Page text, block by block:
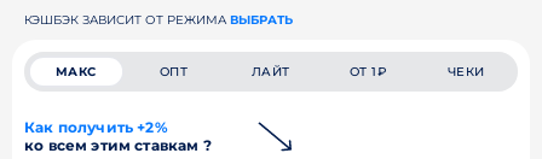
КЭШБЭК ЗАВИСИТ ОТ РЕЖИМА ВЫБРАТЬ
МАКС ОПТ ЛАЙТ ОТ 1₽ ЧЕКИ
Как получить +2%
ко всем этим ставкам ?